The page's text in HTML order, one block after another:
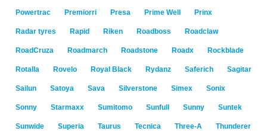
Powertrac Premiorri Presa Prime Well Prinx
Radar tyres Rapid Riken Roadboss Roadclaw
RoadCruza Roadmarch Roadstone Roadx Rockblade
Rotalla Rovelo Royal Black Rydanz Saferich Sagitar
Sailun Satoya Sava Silverstone Simex Sonix
Sonny Starmaxx Sumitomo Sunfull Sunny Suntek
Sunwide Superia Taurus Tecnica Three-A Thunderer